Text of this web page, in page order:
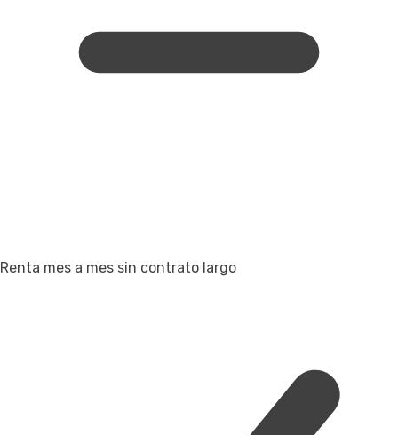
Renta mes a mes sin contrato largo